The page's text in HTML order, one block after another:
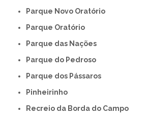
Parque Novo Oratório
Parque Oratório
Parque das Nações
Parque do Pedroso
Parque dos Pássaros
Pinheirinho
Recreio da Borda do Campo